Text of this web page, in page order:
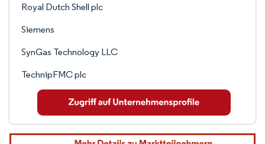
Royal Dutch Shell plc
Siemens
SynGas Technology LLC
TechnipFMC plc